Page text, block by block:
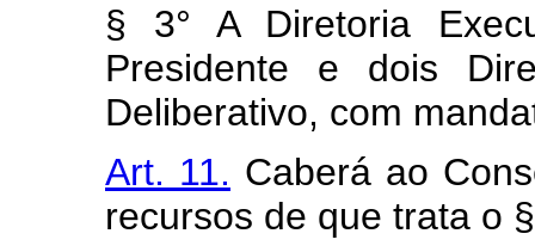
§ 3° A Diretoria
Presidente e dois
Deliberativo, com
Art. 11. Caberá ao
recursos de que trata o